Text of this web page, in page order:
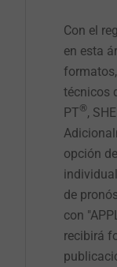
Con el
en esta
técnicos
PT®,
opción
de
con
recibirá